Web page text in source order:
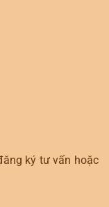
ký tư vấn hoặc